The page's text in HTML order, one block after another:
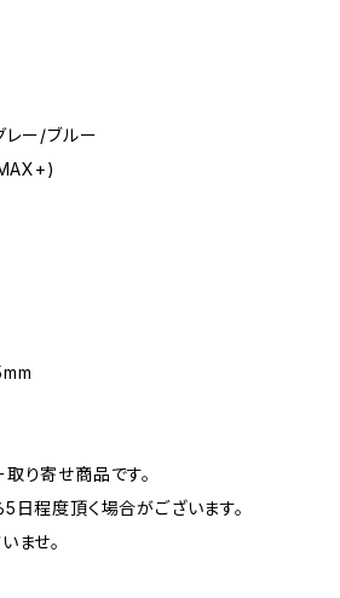
レー/ブルー
り寄せ商品です。
日程度頂く場合がございます。
ませ。